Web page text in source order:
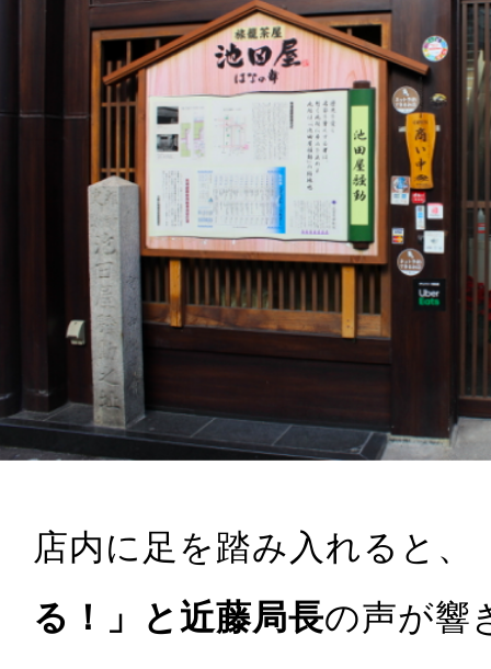
店内に足を踏み入れると、
る！」と近藤局長の声が響